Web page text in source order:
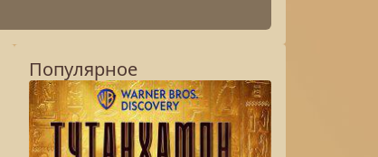
Популярное